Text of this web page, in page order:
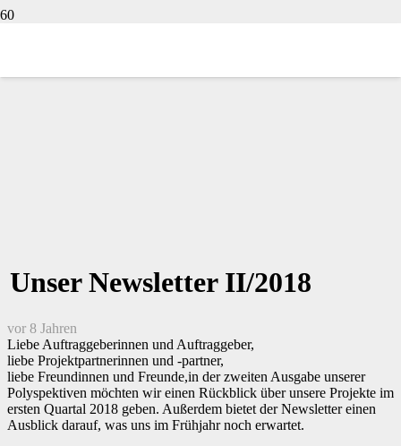
Unser Newsletter II/2018
vor 8 Jahren
Liebe Auftraggeberinnen und Auftraggeber,
liebe Projektpartnerinnen und -partner,
liebe Freundinnen und Freunde,in der zweiten Ausgabe unserer
Polyspektiven möchten wir einen Rückblick über unsere Projekte im
ersten Quartal 2018 geben. Außerdem bietet der Newsletter einen
Ausblick darauf, was uns im Frühjahr noch erwartet.